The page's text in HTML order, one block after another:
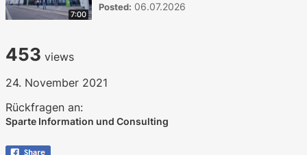
7:00
Posted: 06.07.2026
453 views
24. November 2021
Rückfragen an:
Sparte Information und Consulting